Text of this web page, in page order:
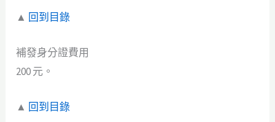
▲ 回到目錄
補發身分證費用
200 元。
▲ 回到目錄